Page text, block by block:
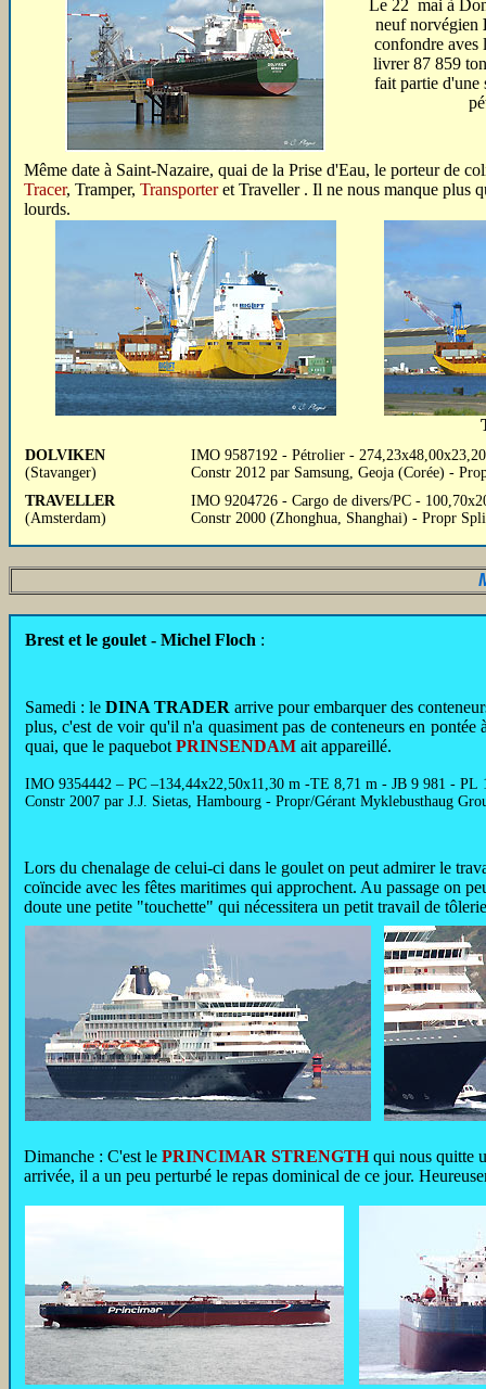
Le 22 mai à
neuf norvégien
confondre
livrer 87 859
fait partie d'une
Même date à Saint-Nazaire, quai de la Prise d'Eau, le porteur de
Tracer, Tramper, Transporteret Traveller . Il ne nous manque plus
lourds.
DOLVIKEN
(Stavanger)
IMO 9587192 - Pétrolier -
Constr 2012 par Samsung, Geoja (Corée) -
TRAVELLER
(Amsterdam)
IMO 9204726 - Cargo de divers/PC -
Constr 2000 (Zhonghua, Shanghai) - Propr
Brest et le goulet - Michel Floch :
Samedi : le DINA TRADER arrive pour embarquer des
plus, c'est de voir qu'il n'a quasiment pas de conteneurs en
quai, que le paquebot PRINSENDAM ait appareillé.
IMO 9354442 – PC –134,44x22,50x11,30 m -TE 8,71 m - JB 9 981 -
Constr 2007 par J.J. Sietas, Hambourg - Propr/Gérant Myklebusthaug
Lors du chenalage de celui-ci dans le goulet on peut admirer le
coïncide avec les fêtes maritimes qui approchent. Au passage on
doute une petite "touchette" qui nécessitera un petit travail de
Dimanche : C'est le PRINCIMAR STRENGTHqui nous quitte
arrivée, il a un peu perturbé le repas dominical de ce jour.